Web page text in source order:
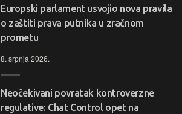
Europski parlament usvojio nova pravila
o zaštiti prava putnika u zračnom
prometu
8. srpnja 2026.
Neočekivani povratak kontroverzne
regulative: Chat Control opet na